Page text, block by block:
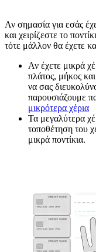
Αν σημασία για εσάς
και χειρίζεστε το
τότε μάλλον θα έχετε
Αν έχετε μικρά
πλάτος, μήκος
να σας
παρουσιάζουμε
μικρότερα χέρια
Τα μεγαλύτερα
τοποθέτηση του
μικρά ποντίκια.